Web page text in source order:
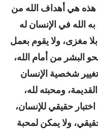
هذه هي أهداف الله من
الله في الإنسان له
مغزى، ولا يقوم بعمل
البشر من أمام الله،
شخصية الإنسان
القديمة، ومحبته لله،
حقيقي للإنسان،
ولا يمكن لمحبة